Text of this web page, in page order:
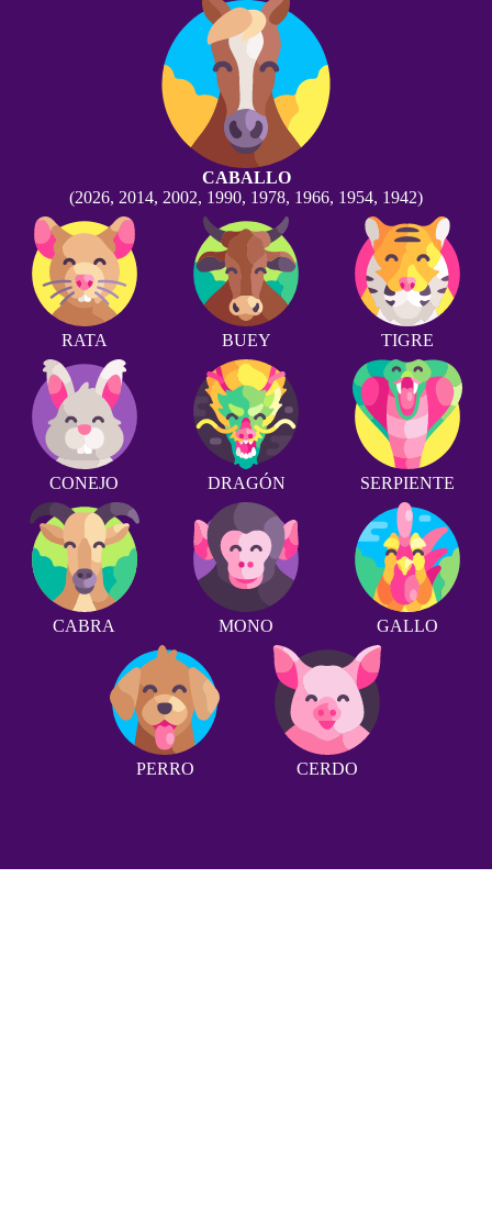
CABALLO
(2026, 2014, 2002, 1990, 1978, 1966, 1954, 1942)
RATA BUEY TIGRE
CONEJO DRAGÓN SERPIENTE
CABRA MONO GALLO
PERRO CERDO